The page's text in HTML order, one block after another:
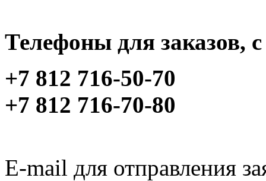
Телефоны для заказов,
+7 812 716-50-70
+7 812 716-70-80
E-mail для отправления